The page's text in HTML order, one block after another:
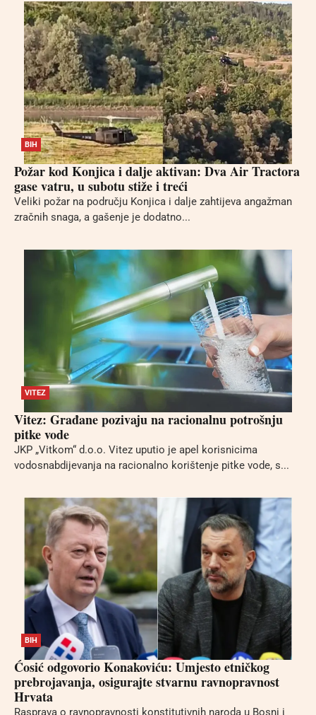
BIH
Požar kod Konjica i dalje aktivan: Dva Air Tractora
gase vatru, u subotu stiže i treći
Veliki požar na području Konjica i dalje zahtijeva angažman
zračnih snaga, a gašenje je dodatno...
VITEZ
Vitez: Građane pozivaju na racionalnu potrošnju
pitke vode
JKP „Vitkom“ d.o.o. Vitez uputio je apel korisnicima
vodosnabdijevanja na racionalno korištenje pitke vode, s...
BIH
Ćosić odgovorio Konakoviću: Umjesto etničkog
prebrojavanja, osigurajte stvarnu ravnopravnost
Hrvata
Rasprava o ravnopravnosti konstitutivnih naroda u Bosni i